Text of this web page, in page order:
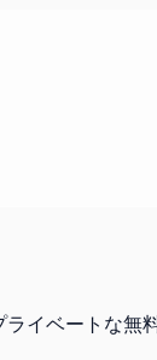
イベートな